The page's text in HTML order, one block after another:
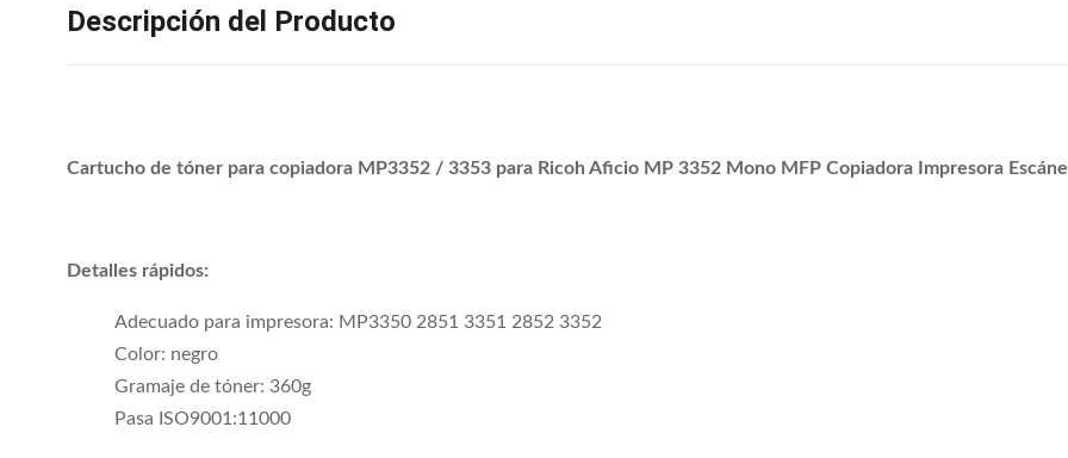
Descripción del Producto
Cartucho de tóner para copiadora MP3352 / 3353 para Ricoh Aficio MP 3352 Mono MFP Copiadora Impresora
Detalles rápidos:
Adecuado para impresora: MP3350 2851 3351 2852 3352
Color: negro
Gramaje de tóner: 360g
Pasa ISO9001:11000